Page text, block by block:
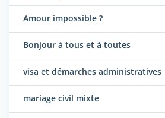
Amour impossible ?
Bonjour à tous et à toutes
visa et démarches administratives
mariage civil mixte